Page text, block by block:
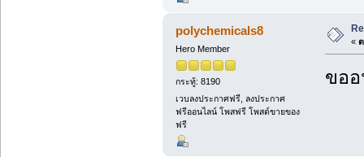
polychemicals8
Hero Member
กระทู้: 8190
เวบลงประกาศฟรี, ลงประกาศ
ฟรีออนไลน์ โพสฟรี โพสต์ขายของ
ฟรี
«
ขอ